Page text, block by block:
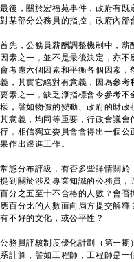
後，關於宏福苑事件，政府有既
某部分公務員的指控，政府內部
先，公務員薪酬調整機制中，薪
素之一，並不是最後決定，亦不
考慮六個因素和平衡各個因素，
，其實它絕對有意義，因為參考
素之一，缺乏淨指標會令參考不
，譬如物價的變動、政府的財政
意義，均同等重要，行政會議會
，相信獨立委員會會得出一個公
作出跟進工作。
態分布評級，有否多些詳情關
到關於涉及專業知識的公務員，
分之五至十不合格的人數？會否
百分比的人數而向局方提交解釋
不好的文化，或公平性？
務員評核制度優化計劃（第一期
計算，譬如工程師，工程師是一